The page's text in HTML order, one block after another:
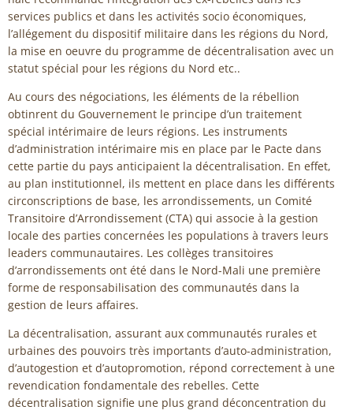
services publics et dans les activités socio économiques,
l’allégement du dispositif militaire dans les régions du Nord,
la mise en oeuvre du programme de décentralisation avec un
statut spécial pour les régions du Nord etc..
Au cours des négociations, les éléments de la rébellion
obtinrent du Gouvernement le principe d’un traitement
spécial intérimaire de leurs régions. Les instruments
d’administration intérimaire mis en place par le Pacte dans
cette partie du pays anticipaient la décentralisation. En effet,
au plan institutionnel, ils mettent en place dans les différents
circonscriptions de base, les arrondissements, un Comité
Transitoire d’Arrondissement (CTA) qui associe à la gestion
locale des parties concernées les populations à travers leurs
leaders communautaires. Les collèges transitoires
d’arrondissements ont été dans le Nord-Mali une première
forme de responsabilisation des communautés dans la
gestion de leurs affaires.
La décentralisation, assurant aux communautés rurales et
urbaines des pouvoirs très importants d’auto-administration,
d’autogestion et d’autopromotion, répond correctement à une
revendication fondamentale des rebelles. Cette
décentralisation signifie une plus grand déconcentration du